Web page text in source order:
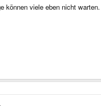
viele eben nicht